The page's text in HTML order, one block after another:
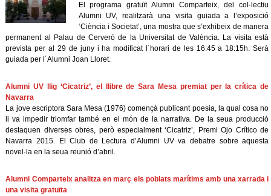
El programa gratuït Alumni Comparteix, del col·lectiu
Alumni UV, realitzarà una visita guiada a l’exposició
‘Ciència i Societat’, una mostra que s’exhibeix de manera
permanent al Palau de Cerveró de la Universitat de València. La visita està
prevista per al 29 de juny i ha modificat l´horari de les 16:45 a 18:15h. Serà
guiada per l´Alumni Joan Lloret.
Alumni UV llig ‘Cicatriz’, el llibre de Sara Mesa premiat per la crítica de
Navarra
La jove escriptora Sara Mesa (1976) començà publicant poesia, la qual cosa no
li va impedir triomfar també en el món de la narrativa. De la seua producció
destaquen diverses obres, però especialment ‘Cicatriz’, Premi Ojo Crítico de
Navarra 2015. El Club de Lectura d’Alumni UV va debatre sobre aquesta
novel·la en la seua reunió d’abril.
Alumni Comparteix analitza en març els poblats marítims amb una xarrada i
una visita gratuïta